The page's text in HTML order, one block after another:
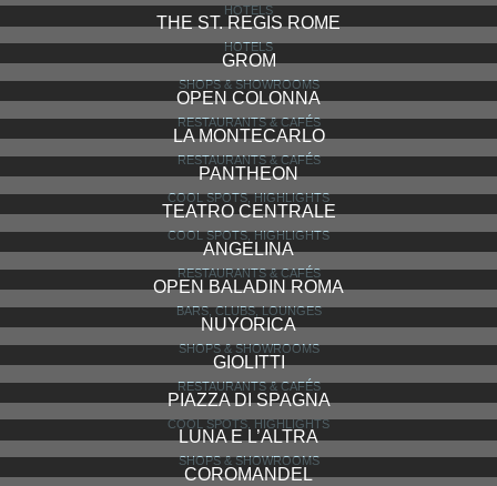
HOTELS
THE ST. REGIS ROME
HOTELS
GROM
SHOPS & SHOWROOMS
OPEN COLONNA
RESTAURANTS & CAFÉS
LA MONTECARLO
RESTAURANTS & CAFÉS
PANTHEON
COOL SPOTS, HIGHLIGHTS
TEATRO CENTRALE
COOL SPOTS, HIGHLIGHTS
ANGELINA
RESTAURANTS & CAFÉS
OPEN BALADIN ROMA
BARS, CLUBS, LOUNGES
NUYORICA
SHOPS & SHOWROOMS
GIOLITTI
RESTAURANTS & CAFÉS
PIAZZA DI SPAGNA
COOL SPOTS, HIGHLIGHTS
LUNA E L’ALTRA
SHOPS & SHOWROOMS
COROMANDEL